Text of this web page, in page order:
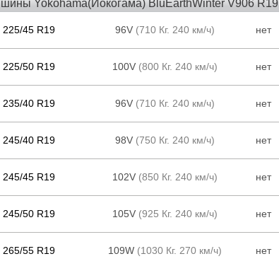
шины Yokohama(Йокогама) BluEarthWinter V906 R19
225/45 R19 96V (710 Кг. 240 км/ч) нет
225/50 R19 100V (800 Кг. 240 км/ч) нет
235/40 R19 96V (710 Кг. 240 км/ч) нет
245/40 R19 98V (750 Кг. 240 км/ч) нет
245/45 R19 102V (850 Кг. 240 км/ч) нет
245/50 R19 105V (925 Кг. 240 км/ч) нет
265/55 R19 109W (1030 Кг. 270 км/ч) нет